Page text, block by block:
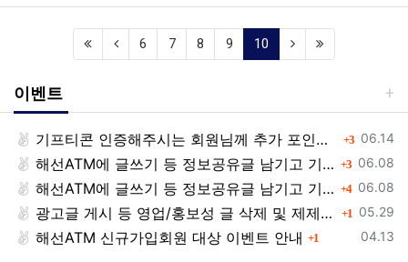
6 7 8 9 10 (current)
이벤트
등록일
06.14
기프티콘 인증해주시는 회원님께 추가 포인트 쏩니다!! 3댓글
등록일
06.08
해선ATM에 글쓰기 등 정보공유글 남기고 기프티콘 받자! 3댓글
등록일
06.08
해선ATM에 글쓰기 등 정보공유글 남기고 기프티콘 받자! 4댓글
등록일
05.29
광고글 게시 등 영업/홍보성 글 삭제 및 제제대상입니다. 1댓글
등록일
04.13
해선ATM 신규가입회원 대상 이벤트 안내 1